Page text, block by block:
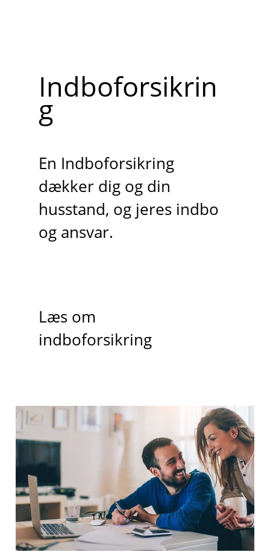
Indboforsikrin
g
En Indboforsikring
dækker dig og din
husstand, og jeres indbo
og ansvar.
Læs om
indboforsikring